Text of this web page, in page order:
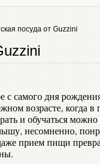
посуда от Guzzini
с самого дня
возрасте, когда
и обучаться
несомненно,
прием пищи